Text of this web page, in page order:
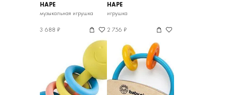
HAPE
музыкальная игрушка
3 688 ₽
HAPE
игрушка
2 756 ₽